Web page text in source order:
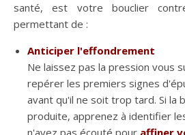
santé, est votre bouclier
permettant de :
Anticiper l'effondrement
Ne laissez pas la pression vous
repérer les premiers signes
avant qu'il ne soit trop tard. Si la
produite, apprenez à identifier
n'avez pas écouté pour affiner